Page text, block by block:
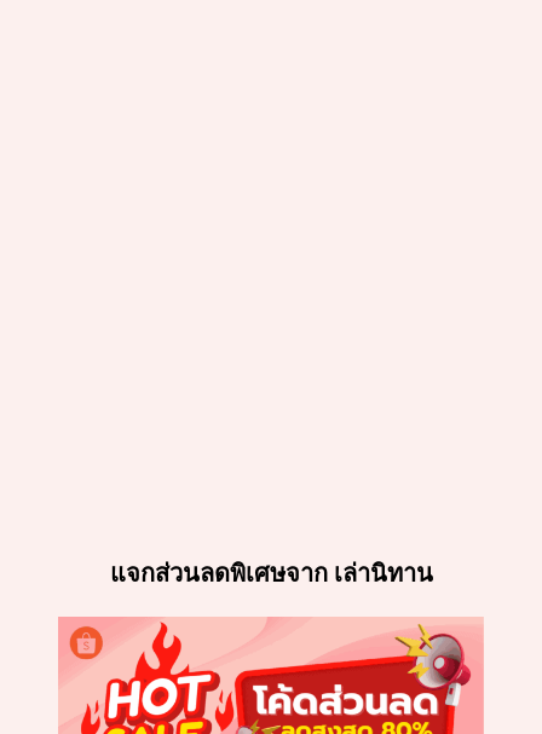
แจกส่วนลดพิเศษจาก เล่านิทาน